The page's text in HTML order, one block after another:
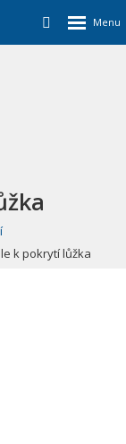
k pokrytí lůžka